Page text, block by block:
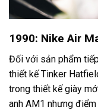
1990: Nike Air
Đối với sản phẩm
thiết kế Tinker
trong thiết kế giày
anh AM1 nhưng